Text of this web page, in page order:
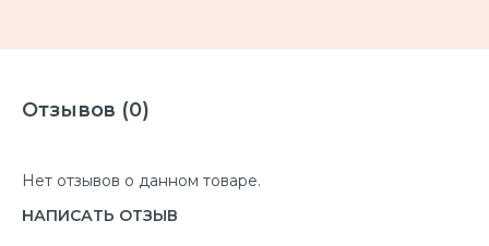
Отзывов (0)
Нет отзывов о данном товаре.
НАПИСАТЬ ОТЗЫВ